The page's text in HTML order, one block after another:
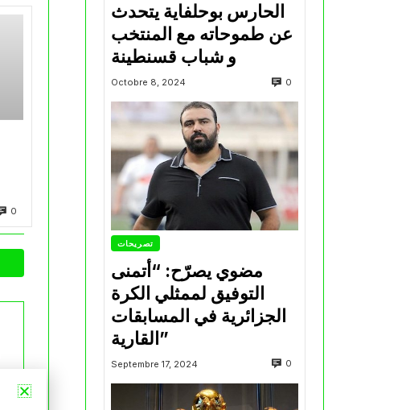
0
الحارس بوحلفاية يتحدث
عن طموحاته مع المنتخب
و شباب قسنطينة
Octobre 8, 2024 0
تصريحات
مضوي يصرّح: “أتمنى
التوفيق لممثلي الكرة
الجزائرية في المسابقات
القارية”
Septembre 17, 2024 0